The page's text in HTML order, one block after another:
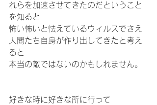
れらを加速させてきたのだということ
を知ると
怖い怖いと怯えているウィルスでさえ
人間たち自身が作り出してきたと考え
ると
本当の敵ではないのかもしれません。
好きな時に好きな所に行って